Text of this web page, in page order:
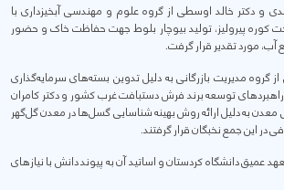
و دکتر خالد اوسطی از گروه علوم و مهندسی آبخیزداری با
کوره پیرولیز، تولید بیوچار بلوط جهت حفاظت خاک و حضور
آب، مورد تقدیر قرار گرفت.
گروه مدیریت بازرگانی به دلیل تدوین بسته‌های سرمایه‌گذاری
توسعه برند فرش دستبافت غرب کشور و دکتر کامران
به دلیل ارائه روش بهینه شناسایی گسل‌ها در معدن گل‌گهر
در این جمع نخبگان قرار گرفتند.
عمیق دانشگاه کردستان و اساتید آن به پیوند دانش با نیازهای